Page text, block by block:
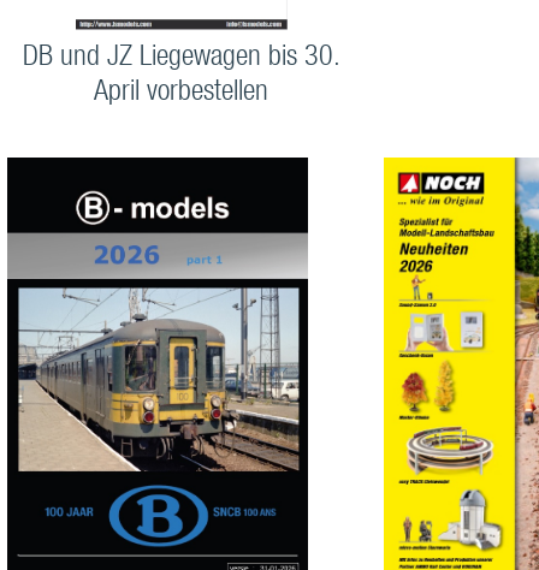
DB und JZ Liegewagen bis 30.
April vorbestellen